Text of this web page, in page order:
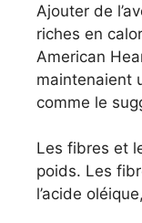
Ajouter de
riches en
American
maintenaient
comme le
Les fibres et
poids. Les
l’acide